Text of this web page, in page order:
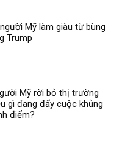
Mỹ làm giàu từ bùng
Trump
Mỹ rời bỏ thị trường
gì đang đẩy cuộc khủng
điểm?